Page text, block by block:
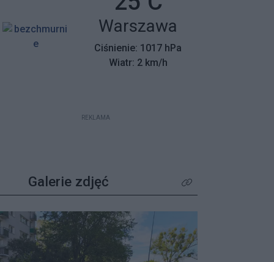
mieszkańców z wyjątkowym
apelem – poszukiwane są osoby,
które pamiętają tamte dni,
wspierały protestujących lub były
Miasto:
Warszawa
Ciśnienie: 1017 hPa
Wiatr: 2 km/h
REKLAMA
Galerie zdjęć Kliknij aby zobaczyć